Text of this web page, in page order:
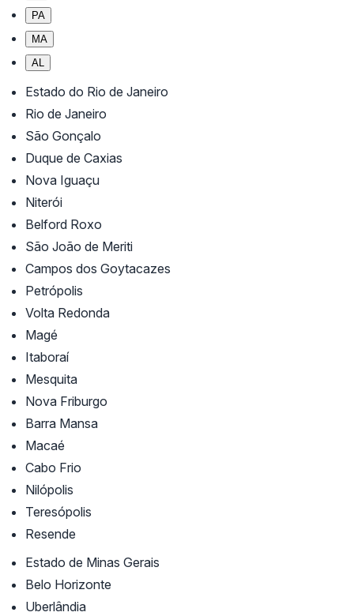
PA
MA
AL
Estado do Rio de Janeiro
Rio de Janeiro
São Gonçalo
Duque de Caxias
Nova Iguaçu
Niterói
Belford Roxo
São João de Meriti
Campos dos Goytacazes
Petrópolis
Volta Redonda
Magé
Itaboraí
Mesquita
Nova Friburgo
Barra Mansa
Macaé
Cabo Frio
Nilópolis
Teresópolis
Resende
Estado de Minas Gerais
Belo Horizonte
Uberlândia